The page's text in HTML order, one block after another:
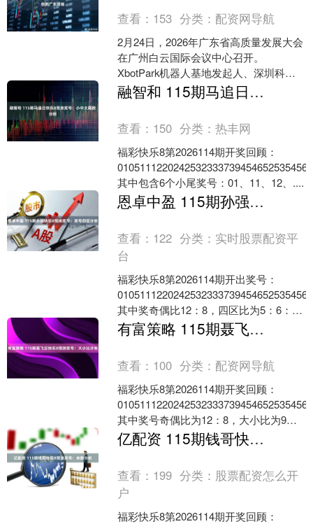
查看： 153 分类： 配资网导航
2月24日，2026年广东省高质量发展大会
在广州白云国际会议中心召开。
XbotPark机器人基地发起人、深圳科创
学院院长、香港科技大学教授李泽湘在
大会发言中介绍....
融智和 115期马追日快乐8预测奖号：小中大尾数分析
查看： 150 分类：热丰网
福彩快乐8第2026114期开奖回顾：
其中包含6个小尾奖号：01、11、12、....
恩卓中盈 115期孙强快乐8预测奖号：奖号四区分析
查看： 122 分类： 实时股票配资平
台
福彩快乐8第2026114期开出奖号：
其中奖奇偶比12：8，四区比为5：6：
7....
有富策略 115期聂飞云快乐8预测奖号：大小比分析
查看： 100 分类： 配资网导航
福彩快乐8第2026114期开奖回顾：
其中奖号奇偶比为12：8，大小比为9：
1....
亿配资 115期钱哥快乐8预测奖号：余数分析
查看： 199 分类： 股票配资怎么开
户
福彩快乐8第2026114期开奖回顾：